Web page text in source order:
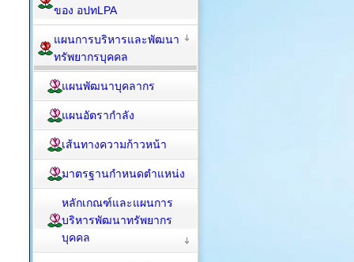
ของ อปทLPA
แผนการบริหารและพัฒนา
ทรัพยากรบุคคล
แผนพัฒนาบุคลากร
แผนอัตรากำลัง
เส้นทางความก้าวหน้า
มาตรฐานกำหนดตำแหน่ง
หลักเกณฑ์และแผนการ
บริหารพัฒนาทรัพยากร
บุคคล